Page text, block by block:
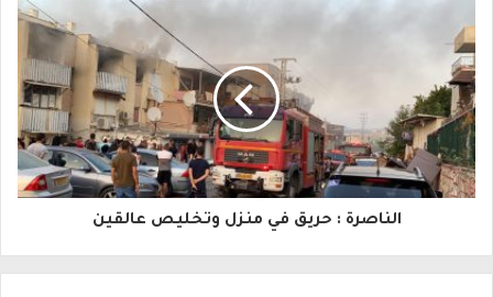
إ
ل
ك
ت
ر
ن
الناصرة : حريق في منزل وتخليص عالقين